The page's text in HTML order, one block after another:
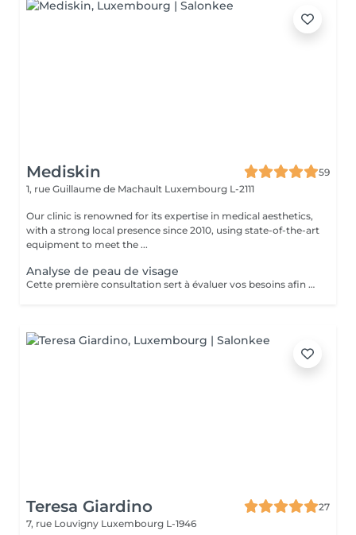
Mediskin
59
1, rue Guillaume de Machault Luxembourg L-2111
Our clinic is renowned for its expertise in medical aesthetics,
with a strong local presence since 2010, using state-of-the-art
equipment to meet the ...
Analyse de peau de visage
Cette première consultation sert à évaluer vos besoins afin de vous guider vers les soins sur mesure qui répondront au mieux. À cette occasion, toutes les informations nécessaires, telles que les contre-indications, les résultats attendus et autres détails importants, vous seront fournies pour assurer une prise en charge optimale et vous garantir un suivi personnalisé.
Teresa Giardino
27
7, rue Louvigny Luxembourg L-1946